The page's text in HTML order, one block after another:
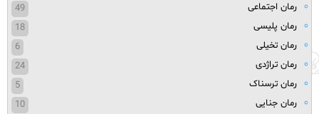
رمان اجتماعی
49
رمان پلیسی
18
رمان تخیلی
6
رمان تراژدی
24
رمان ترسناک
5
رمان جنایی
10